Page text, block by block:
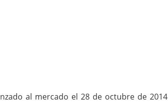
al mercado el 28 de octubre de 2014